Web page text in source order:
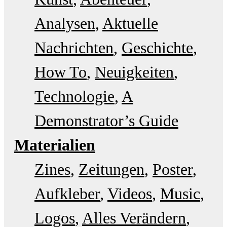
Analysen Aktuelle
Nachrichten Geschichte
How To Neuigkeiten
Technologie A
Demonstrator’s Guide
Materialien
Zines Zeitungen Poster
Aufkleber Videos Music
Logos Alles Verändern